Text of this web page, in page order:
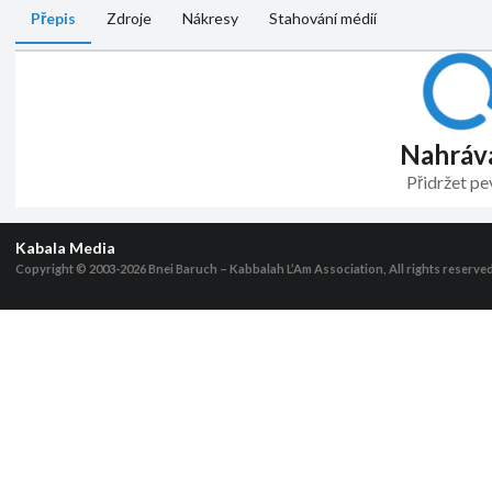
Přepis Zdroje Nákresy Stahování médií
Přidržet
Kabala Media
Copyright © 2003-2026Bnei Baruch – Kabbalah L’Am Association, All rights reserved